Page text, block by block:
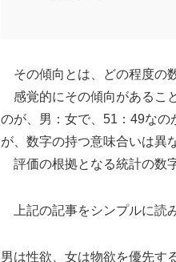
その傾向とは、どの程度の
感覚的にその傾向があるこ
のが、男：女で、51：49なの
が、数字の持つ意味合いは異
評価の根拠となる統計の数
上記の記事をシンプルに読
男は性欲、女は物欲を優先する